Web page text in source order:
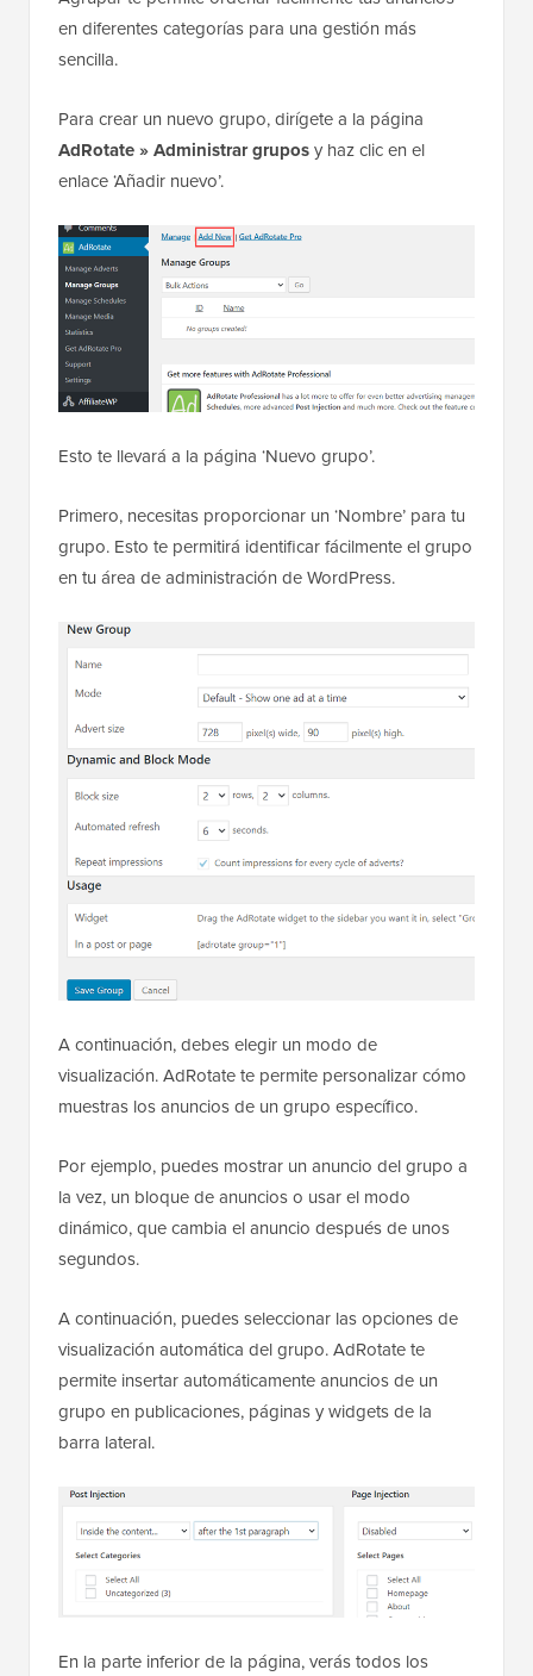
en diferentes categorías para una gestión más
sencilla.
Para crear un nuevo grupo, dirígete a la página
AdRotate » Administrar gruposy haz clic en el
enlace ‘Añadir nuevo’.
Esto te llevará a la página ‘Nuevo grupo’.
Primero, necesitas proporcionar un ‘Nombre’ para tu
grupo. Esto te permitirá identificar fácilmente el grupo
en tu área de administración de WordPress.
A continuación, debes elegir un modo de
visualización. AdRotate te permite personalizar cómo
muestras los anuncios de un grupo específico.
Por ejemplo, puedes mostrar un anuncio del grupo a
la vez, un bloque de anuncios o usar el modo
dinámico, que cambia el anuncio después de unos
segundos.
A continuación, puedes seleccionar las opciones de
visualización automática del grupo. AdRotate te
permite insertar automáticamente anuncios de un
grupo en publicaciones, páginas y widgets de la
barra lateral.
En la parte inferior de la página, verás todos los